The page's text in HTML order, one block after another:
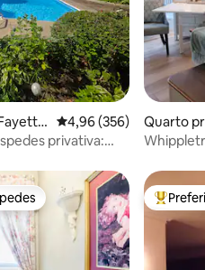
4,96 de uma avaliação
4,96 (356)
privativa:
Quarto
n-the-
dos hóspedes Entre